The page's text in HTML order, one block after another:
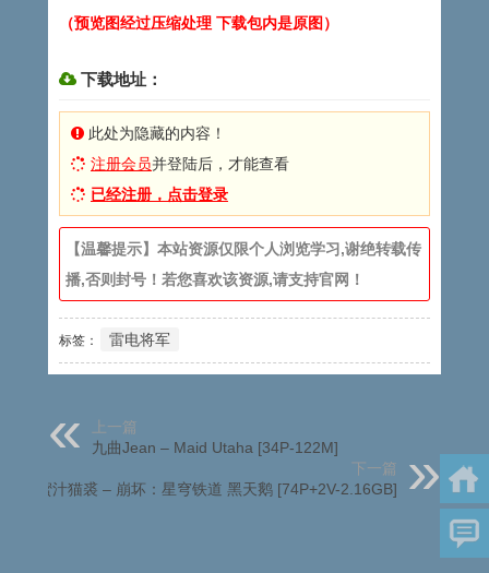
（预览图经过压缩处理 下载包内是原图）
下载地址：
此处为隐藏的内容！
注册会员并登陆后，才能查看
已经注册，点击登录
【温馨提示】本站资源仅限个人浏览学习,谢绝转载传
播,否则封号！若您喜欢该资源,请支持官网！
标签： 雷电将军
上一篇
九曲Jean – Maid Utaha [34P-122M]
下一篇
蜜汁猫裘 – 崩坏：星穹铁道 黑天鹅 [74P+2V-2.16GB]